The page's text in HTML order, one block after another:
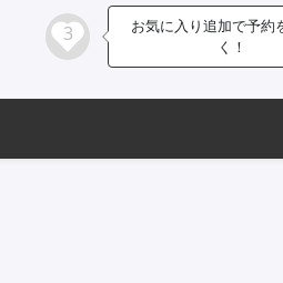
3
お気に入り追加で予約
く！